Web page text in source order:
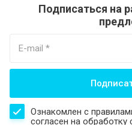
Подписаться на
Ознакомлен с
согласен на